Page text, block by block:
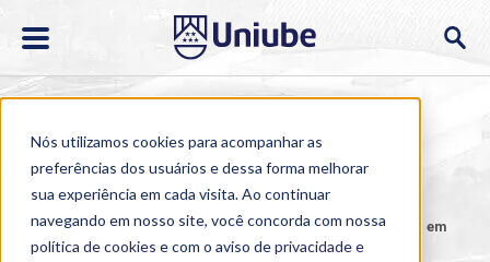
Nós utilizamos cookies para acompanhar as
preferências dos usuários e dessa forma melhorar
sua experiência em cada visita. Ao continuar
navegando em nosso site, você concorda com nossa
política de cookies e com o aviso deprivacidade e
Home > Cursos > EAD > Pós-graduação >Especialização em
Tecnologia de Alimentos